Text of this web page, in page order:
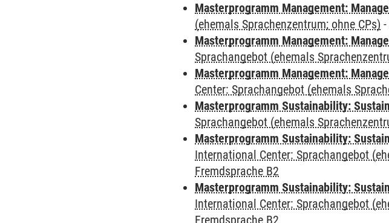
Masterprogramm Management:
(ehemals Sprachenzentrum; ohne CPs) -
Masterprogramm Management:
Sprachangebot (ehemals
Masterprogramm Management:
Center: Sprachangebot (ehemals
Masterprogramm Sustainability:
Sprachangebot (ehemals
Masterprogramm Sustainability:
International Center: Sprachangebot
Fremdsprache B2
Masterprogramm Sustainability:
International Center: Sprachangebot
Fremdsprache B2